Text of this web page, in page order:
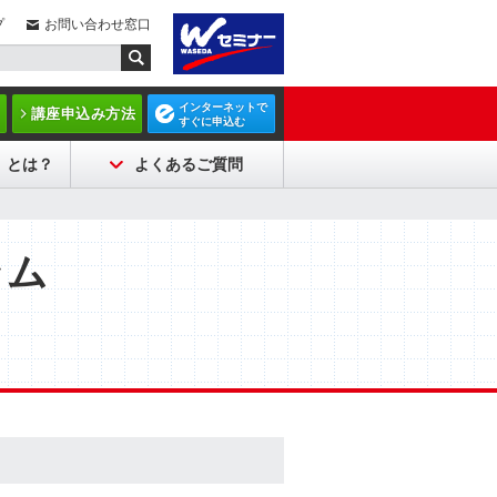
お問い合わせ窓口
講座申込み方法
インターネットで
すぐに申込む
とは？ よくあるご質問